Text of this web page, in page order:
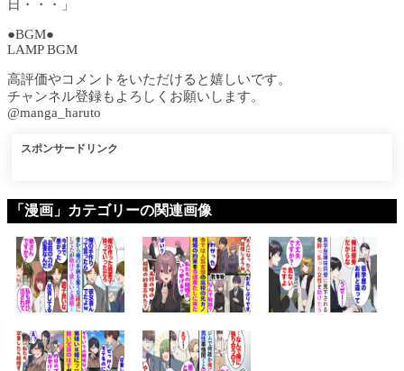
日・・・」
●BGM●
LAMP BGM
高評価やコメントをいただけると嬉しいです。
チャンネル登録もよろしくお願いします。
@manga_haruto
スポンサードリンク
「漫画」カテゴリーの関連画像